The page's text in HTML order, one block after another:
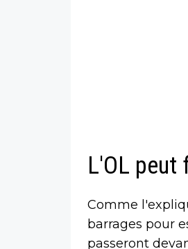
L'OL peut
Comme
barrages pour
passeront